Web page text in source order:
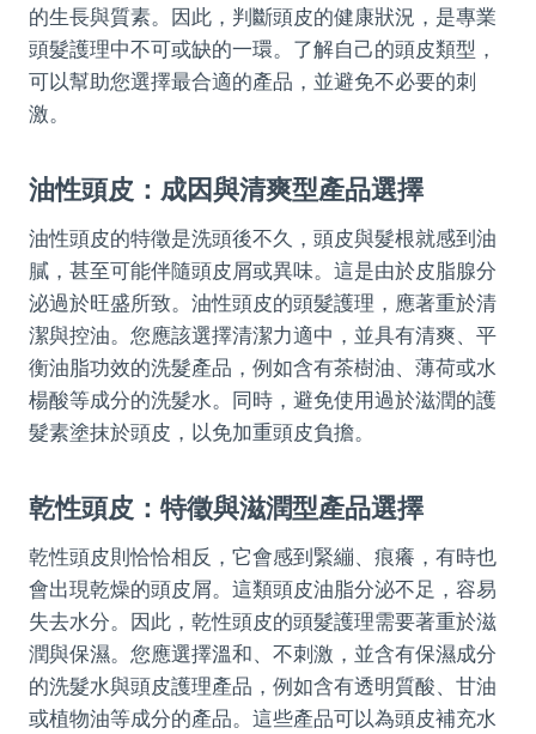
的生長與質素。因此，判斷頭皮的健康狀況，是專業
頭髮護理中不可或缺的一環。了解自己的頭皮類型，
可以幫助您選擇最合適的產品，並避免不必要的刺
激。
油性頭皮：成因與清爽型產品選擇
油性頭皮的特徵是洗頭後不久，頭皮與髮根就感到油
膩，甚至可能伴隨頭皮屑或異味。這是由於皮脂腺分
泌過於旺盛所致。油性頭皮的頭髮護理，應著重於清
潔與控油。您應該選擇清潔力適中，並具有清爽、平
衡油脂功效的洗髮產品，例如含有茶樹油、薄荷或水
楊酸等成分的洗髮水。同時，避免使用過於滋潤的護
髮素塗抹於頭皮，以免加重頭皮負擔。
乾性頭皮：特徵與滋潤型產品選擇
乾性頭皮則恰恰相反，它會感到緊繃、痕癢，有時也
會出現乾燥的頭皮屑。這類頭皮油脂分泌不足，容易
失去水分。因此，乾性頭皮的頭髮護理需要著重於滋
潤與保濕。您應選擇溫和、不刺激，並含有保濕成分
的洗髮水與頭皮護理產品，例如含有透明質酸、甘油
或植物油等成分的產品。這些產品可以為頭皮補充水